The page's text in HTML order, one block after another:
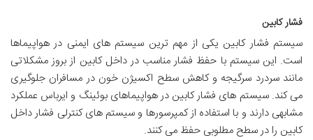
فشار کابین
سیستم فشار کابین یکی از مهم ترین سیستم های ایمنی در هواپیماها
است. این سیستم با حفظ فشار مناسب در داخل کابین از بروز مشکلاتی
مانند سردرد سرگیجه و کاهش سطح اکسیژن خون در مسافران جلوگیری
می کند. سیستم های فشار کابین در هواپیماهای بوئینگ و ایرباس عملکرد
مشابهی دارند و با استفاده از کمپرسورها و سیستم های کنترلی فشار داخل
کابین را در سطح مطلوبی حفظ می کنند.